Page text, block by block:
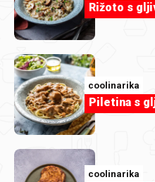
coolinarika
Breskva naranča
Rižoto s
coolinarika
Piletina s
coolinarika